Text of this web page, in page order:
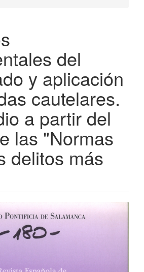
del
y aplicación
cautelares.
a partir del
las "Normas
delitos más